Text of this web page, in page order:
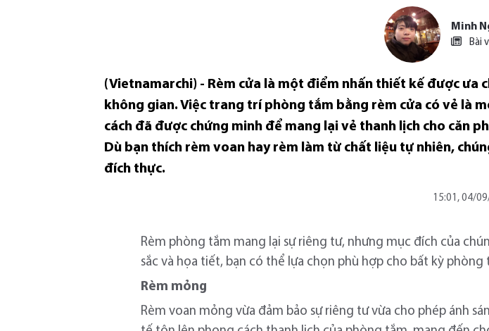
Minh
Bài
(Vietnamarchi) - Rèm cửa là một điểm nhấn thiết kế được ưa
không gian. Việc trang trí phòng tắm bằng rèm cửa có vẻ là
cách đã được chứng minh để mang lại vẻ thanh lịch cho căn
Dù bạn thích rèm voan hay rèm làm từ chất liệu tự nhiên,
đích thực.
15:01, 04/
Rèm phòng tắm mang lại sự riêng tư, nhưng mục đích của
sắc và họa tiết, bạn có thể lựa chọn phù hợp cho bất kỳ phòng
Rèm mỏng
Rèm voan mỏng vừa đảm bảo sự riêng tư vừa cho phép ánh